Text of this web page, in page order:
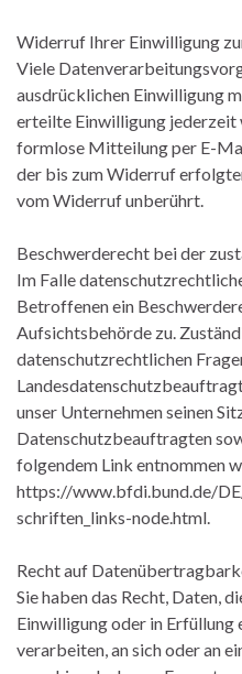
Widerruf Ihrer Einwilligung
Viele
ausdrücklichen Einwilligung
erteilte Einwilligung jederzeit
formlose Mitteilung per E-
der bis zum Widerruf
vom Widerruf unberührt.
Beschwerderecht bei der
Im Falle
Betroffenen ein
Aufsichtsbehörde zu.
datenschutzrechtlichen
unser Unternehmen seinen
Datenschutzbeauftragten
folgendem Link entnommen
https://www.bfdi.bund.de/
schriften_links-node.html.
Recht auf
Sie haben das Recht, Daten,
Einwilligung oder in
verarbeiten, an sich oder an